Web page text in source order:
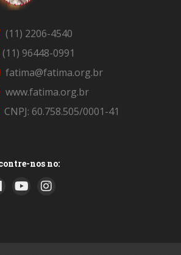
(11) 2206-4540
(11) 96448-0991
fatima@fatima.org.br
www.fatima.org.br
CNPJ: 60.758.505/0001-41
nos no: